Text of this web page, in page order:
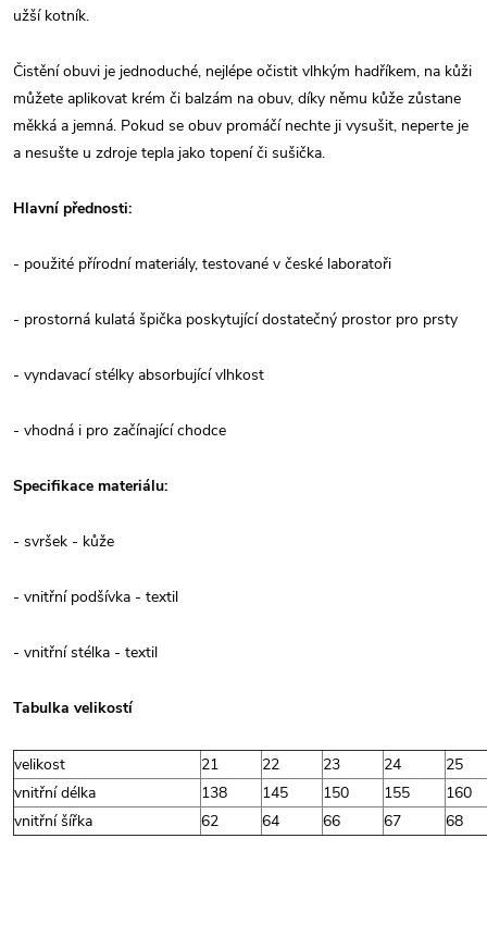
užší kotník.
Čistění obuvi je jednoduché, nejlépe očistit vlhkým hadříkem, na kůži
můžete aplikovat krém či balzám na obuv, díky němu kůže zůstane
měkká a jemná. Pokud se obuv promáčí nechte ji vysušit, neperte je
a nesušte u zdroje tepla jako topení či sušička.
Hlavní přednosti:
- použité přírodní materiály, testované v české laboratoři
- prostorná kulatá špička poskytující dostatečný prostor pro prsty
- vyndavací stélky absorbující vlhkost
- vhodná i pro začínající chodce
Specifikace materiálu:
- svršek - kůže
- vnitřní podšívka - textil
- vnitřní stélka - textil
Tabulka velikostí
velikost 21 22 23 24
25
vnitřní délka
138 145 150 155
160
vnitřní šířka
62 64 66 67 68